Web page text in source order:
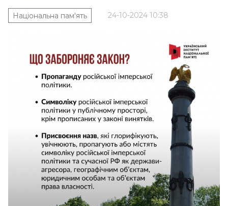
24-10-2024 10:38
Національна пам'ять